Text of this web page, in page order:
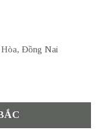
Hòa, Đồng Nai